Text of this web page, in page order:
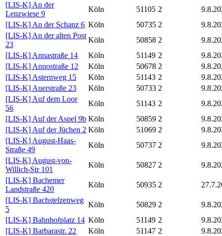
[LIS-K] An der
Lenzwiese 9
Köln 51105 2
[LIS-K] An der Schanz 6 Köln 50735 2
[LIS-K] An der alten Post
23
Köln 50858 2
[LIS-K] Annastraße 14
Köln 51149 2
[LIS-K] Annostraße 12
Köln 50678 2
[LIS-K] Asternweg 15
Köln 51143 2
[LIS-K] Auerstraße 23
Köln 50733 2
[LIS-K] Auf dem Loor
56
Köln 51143 2
[LIS-K] Auf der Aspel 9b Köln 50859 2
[LIS-K] Auf der Jüchen 2 Köln 51069 2
[LIS-K] August-Haas-
Straße 49
Köln 50737 2
[LIS-K] August-von-
Willich-Str 101
Köln 50827 2
[LIS-K] Bachemer
Landstraße 420
Köln 50935 2
[LIS-K] Bachstelzenweg
5
Köln 50829 2
[LIS-K] Bahnhofplatz 14 Köln 51149 2
[LIS-K] Barbarastr. 22
Köln 51147 2